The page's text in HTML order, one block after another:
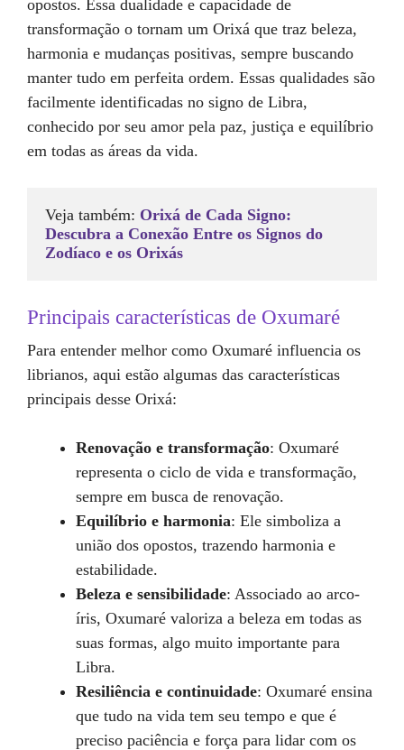
opostos. Essa dualidade e capacidade de
transformação o tornam um Orixá que traz beleza,
harmonia e mudanças positivas, sempre buscando
manter tudo em perfeita ordem. Essas qualidades são
facilmente identificadas no signo de Libra,
conhecido por seu amor pela paz, justiça e equilíbrio
em todas as áreas da vida.
Veja também: Orixá de Cada Signo:
Descubra a Conexão Entre os Signos do
Zodíaco e os Orixás
Principais características de Oxumaré
Para entender melhor como Oxumaré influencia os
librianos, aqui estão algumas das características
principais desse Orixá:
Renovação e transformação: Oxumaré
representa o ciclo de vida e transformação,
sempre em busca de renovação.
Equilíbrio e harmonia: Ele simboliza a
união dos opostos, trazendo harmonia e
estabilidade.
Beleza e sensibilidade: Associado ao arco-
íris, Oxumaré valoriza a beleza em todas as
suas formas, algo muito importante para
Libra.
Resiliência e continuidade: Oxumaré ensina
que tudo na vida tem seu tempo e que é
preciso paciência e força para lidar com os